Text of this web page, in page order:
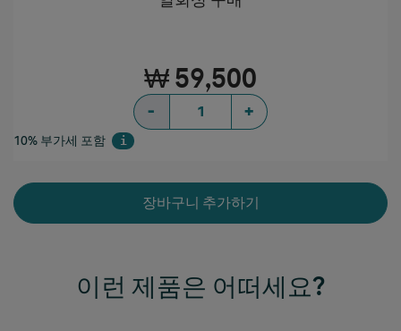
₩ 59,500
- +
10% 부가세 포함 i
장바구니 추가하기
이런 제품은 어떠세요?